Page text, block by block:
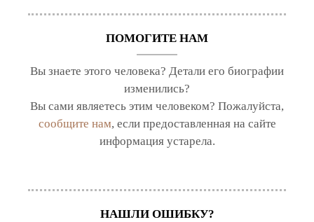
ПОМОГИТЕ НАМ
Вы знаете этого человека? Детали его биографии
изменились?
Вы сами являетесь этим человеком? Пожалуйста,
сообщите нам, если предоставленная на сайте
информация устарела.
НАШЛИ ОШИБКУ?